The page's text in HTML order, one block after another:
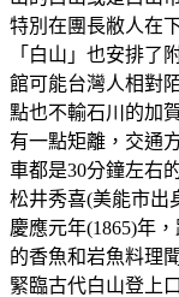
特別在團長敝人在
「白山」也安排了
館可能台灣人相對
點也不輸石川的加
有一點矩離，交通
車都是30分鐘左右
松井秀喜(美能市出
慶應元年(1865)年
的香魚和岩魚料理
緊臨古代白山登上